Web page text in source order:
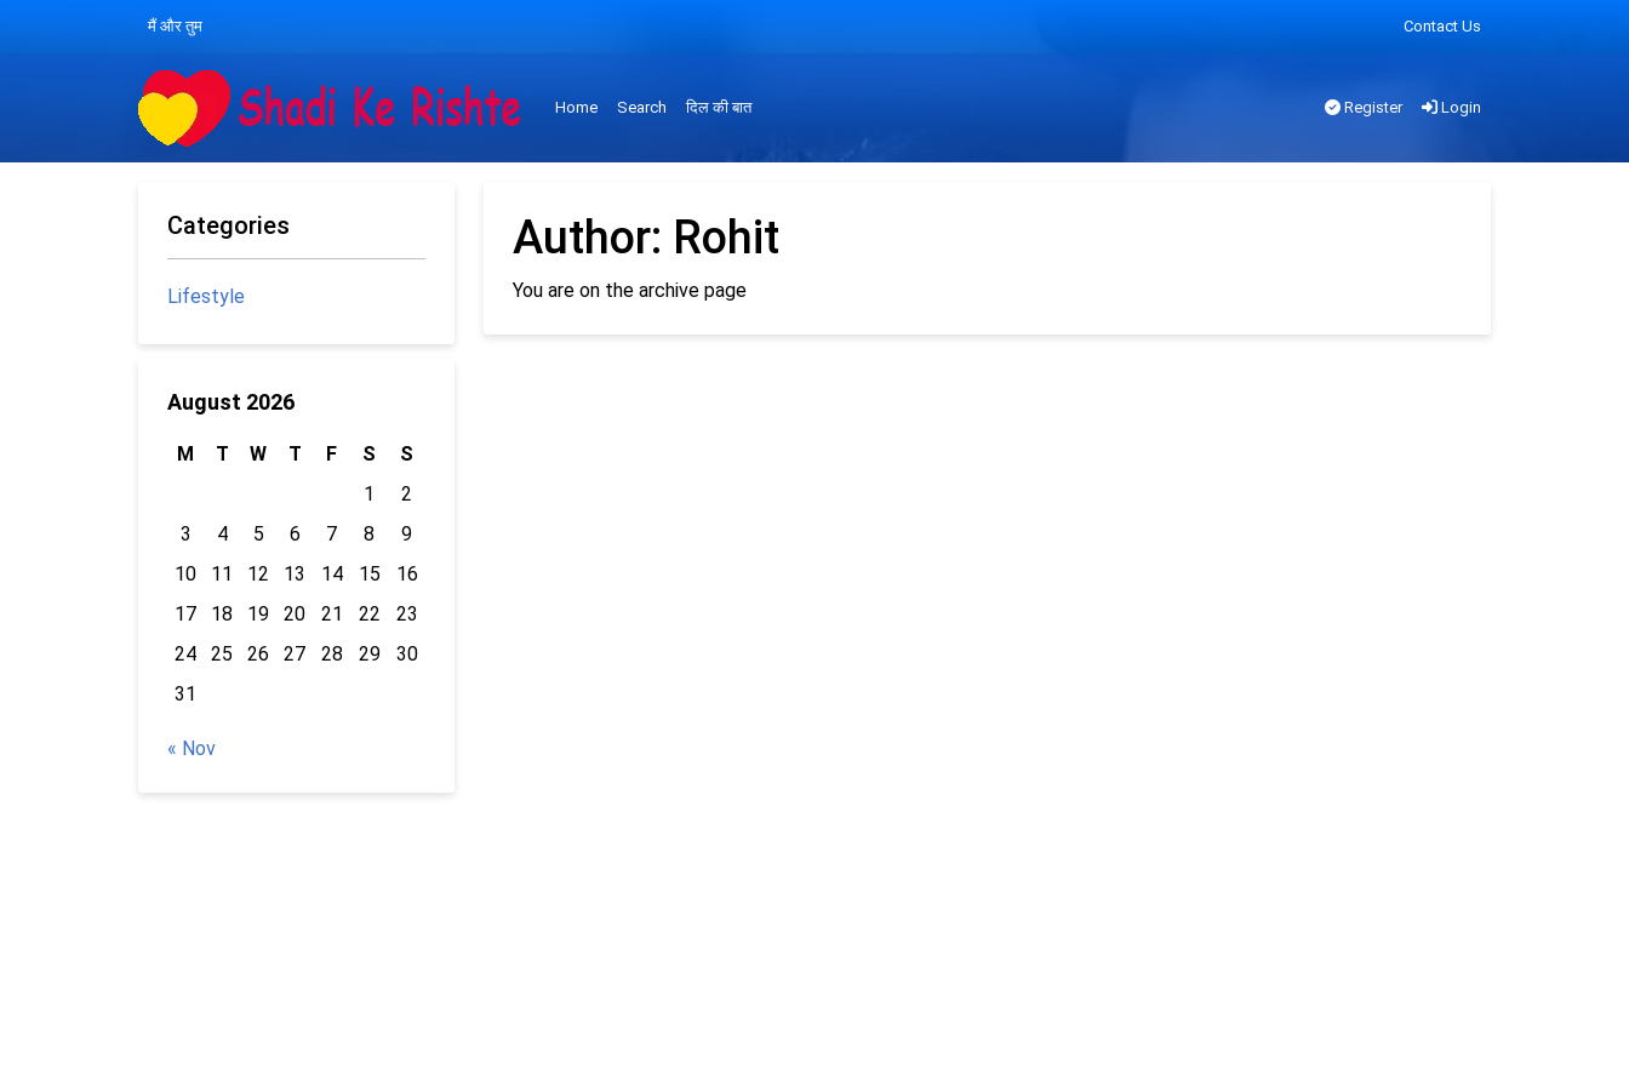
मैं और तुम Contact Us
Home Search दिल की बात Register Login
Author: Rohit
You are on the archive page
Categories
Lifestyle
August 2026
M T W T F S
S
1
2
3
4 5 6 7 8
9
10
11 12 13 14 15
16
17
18 19 20 21 22
23
24
25 26 27 28 29
30
31
« Nov